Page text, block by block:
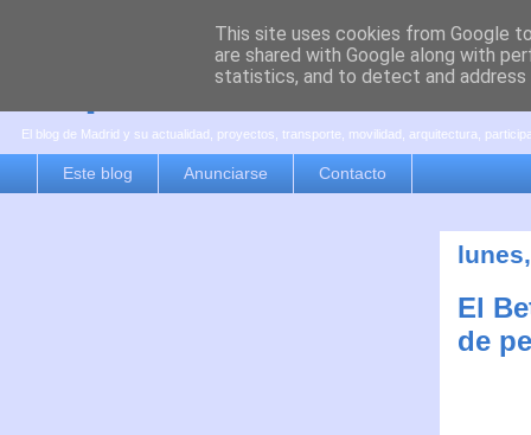
es por madrid
El blog de Madrid y su actualidad, proyectos, transporte, movilidad, arquitectura,
Este blog Anunciarse Contacto
El
de
This site uses cookies from Google
are shared with Google along with
statistics, and to detect and address